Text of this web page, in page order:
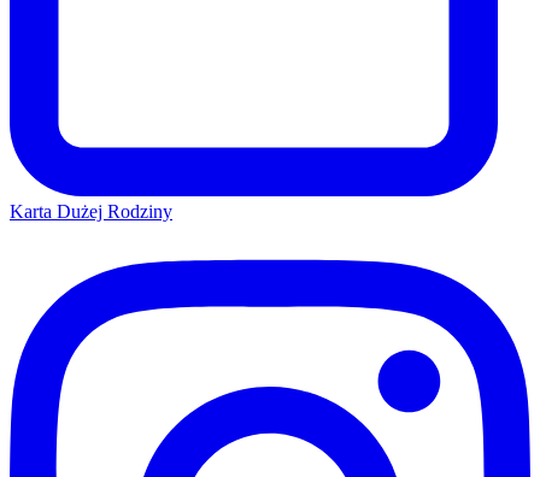
Karta Dużej Rodziny